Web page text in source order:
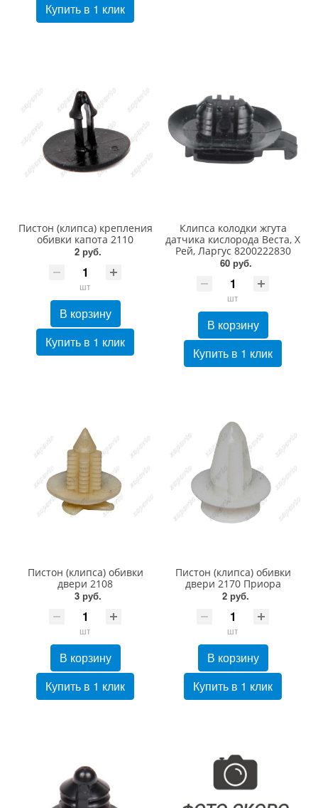
Купить в 1 клик
Пистон (клипса) крепления
обивки капота 2110
2 руб.
шт
В корзину
Купить в 1 клик
Клипса колодки жгута
датчика кислорода Веста, Х
Рей, Ларгус 8200222830
60 руб.
шт
В корзину
Купить в 1 клик
Пистон (клипса) обивки
двери 2108
3 руб.
шт
В корзину
Купить в 1 клик
Пистон (клипса) обивки
двери 2170 Приора
2 руб.
шт
В корзину
Купить в 1 клик